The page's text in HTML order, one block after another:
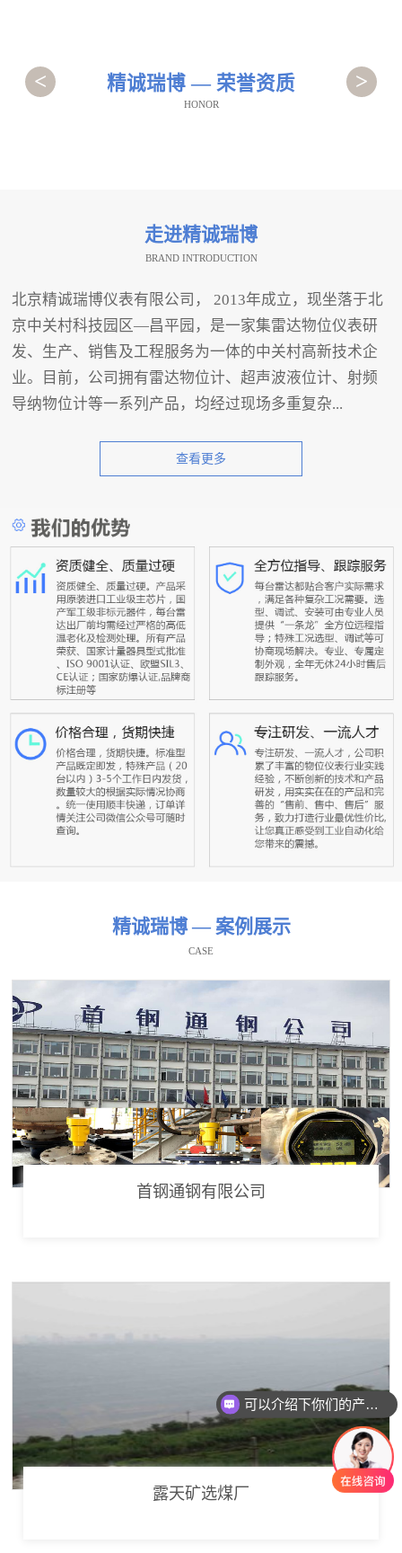
精诚瑞博 — 荣誉资质
HONOR
< >
走进精诚瑞博
BRAND INTRODUCTION
北京精诚瑞博仪表有限公司， 2013年成立，现坐落于北
京中关村科技园区—昌平园，是一家集雷达物位仪表研
发、生产、销售及工程服务为一体的中关村高新技术企
业。目前，公司拥有雷达物位计、超声波液位计、射频
导纳物位计等一系列产品，均经过现场多重复杂...
查看更多
精诚瑞博 — 案例展示
CASE
首钢通钢有限公司
露天矿选煤厂
可以介绍下你们的产品么